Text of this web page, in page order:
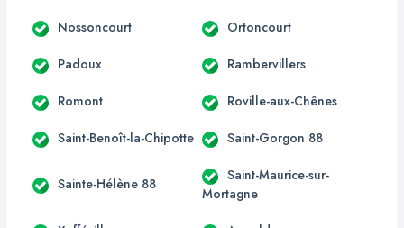
Nossoncourt Ortoncourt
Padoux Rambervillers
Romont Roville-aux-Chênes
Saint-Benoît-la-Chipotte Saint-Gorgon 88
Sainte-Hélène 88
Saint-Maurice-sur-
Mortagne